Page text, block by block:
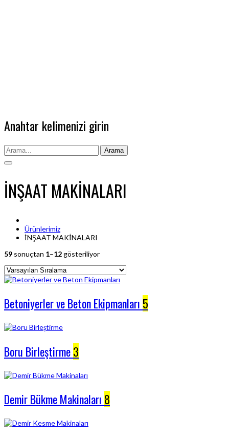
Anahtar kelimenizi girin
Arama
İNŞAAT MAKİNALARI
Ürünlerimiz
İNŞAAT MAKİNALARI
59 sonuçtan 1–12gösteriliyor
Betoniyerler ve Beton Ekipmanları 5
Boru Birleştirme3
Demir Bükme Makinaları 8